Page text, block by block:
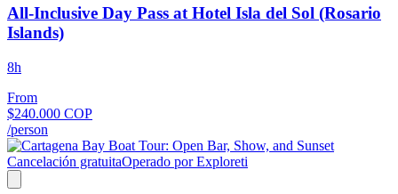
All-Inclusive Day Pass at Hotel Isla del Sol (Rosario
Islands)
8h
From
$240.000 COP
/person
Cancelación gratuitaOperado por Exploreti